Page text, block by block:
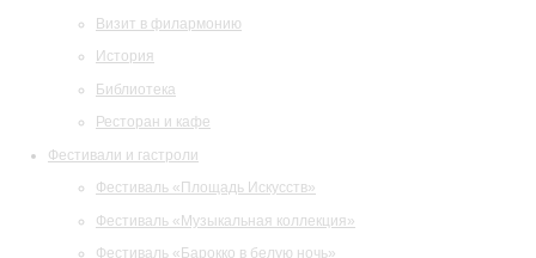
Визит в филармонию
История
Библиотека
Ресторан и кафе
Фестивали и гастроли
Фестиваль «Площадь Искусств»
Фестиваль «Музыкальная коллекция»
Фестиваль «Барокко в белую ночь»